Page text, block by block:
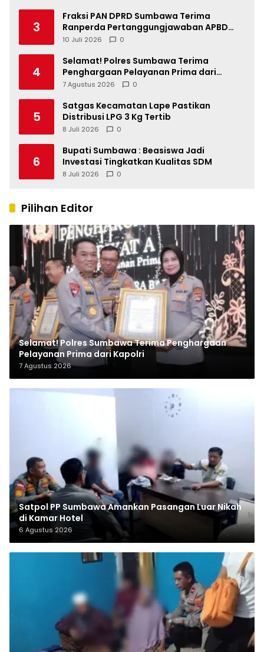
3
Fraksi PAN DPRD Sumbawa Terima
Ranperda Pertanggungjawaban APBD
2025, Soroti SILPA Rp201,68 Miliar dan
10 Juli 2026 0
4
Selamat! Polres Sumbawa Terima
Penghargaan Pelayanan Prima dari
Kapolri
7 Agustus 2026 0
5
Satgas Kecamatan Lape Pastikan
Distribusi LPG 3 Kg Tertib
8 Juli 2026 0
6
Bupati Sumbawa : Beasiswa Jadi
Investasi Tingkatkan Kualitas SDM
8 Juli 2026 0
Pilihan Editor
Selamat! Polres Sumbawa Terima Penghargaan
Pelayanan Prima dari Kapolri
7 Agustus 2026
Satpol PP Sumbawa Amankan Pasangan Luar Nikah
di Kamar Hotel
6 Agustus 2026